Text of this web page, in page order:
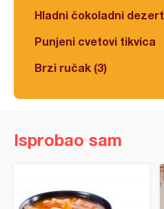
Hladni čokoladni dezert
Punjeni cvetovi tikvica
Brzi ručak (3)
Isprobao sam